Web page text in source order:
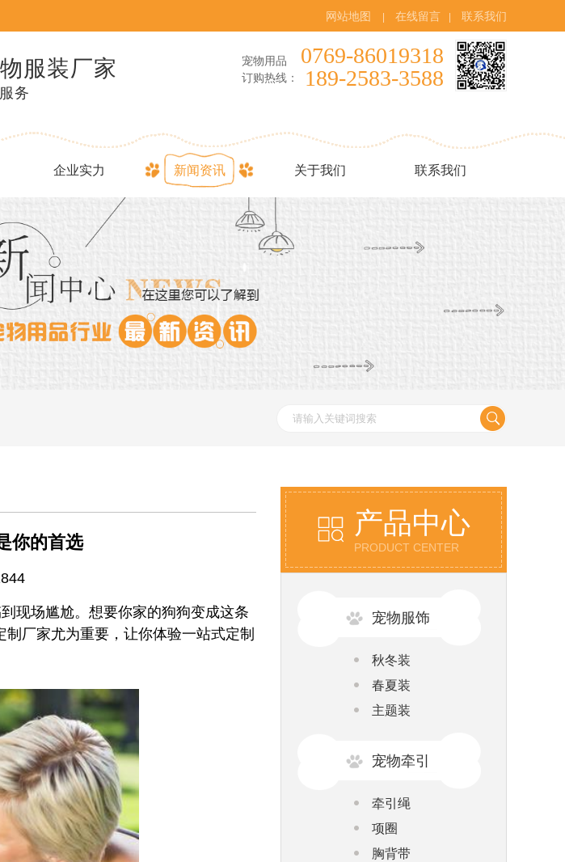
网站地图 在线留言 联系我们
服装厂家
务
宠物用品
订购热线：
0769-86019318
189-2583-3588
企业实力 新闻资讯 关于我们 联系我们
你的首选
现场尴尬。想要你家的狗狗变成这条
厂家尤为重要，让你体验一站式定制
产品中心
PRODUCT CENTER
宠物服饰
秋冬装
春夏装
主题装
宠物牵引
牵引绳
项圈
胸背带